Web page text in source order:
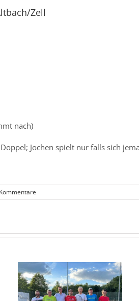
Zell
nach)
Jochen spielt nur falls sich